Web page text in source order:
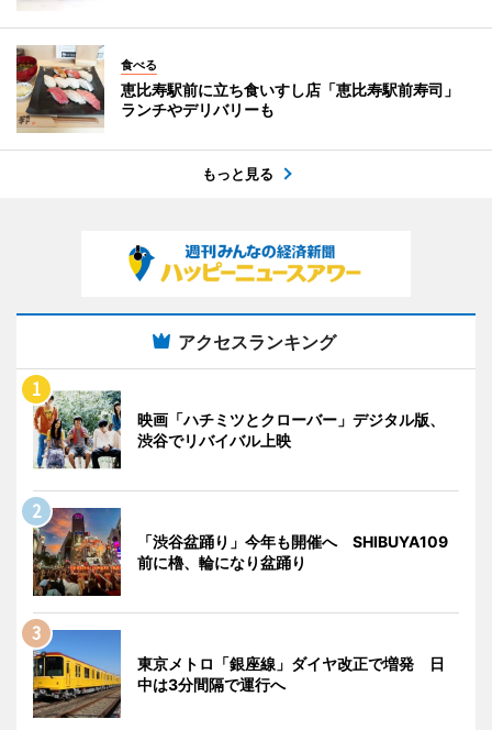
食べる
恵比寿駅前に立ち食いすし店「恵比寿駅前寿司」
ランチやデリバリーも
もっと見る
アクセスランキング
映画「ハチミツとクローバー」デジタル版、
渋谷でリバイバル上映
「渋谷盆踊り」今年も開催へ SHIBUYA109
前に櫓、輪になり盆踊り
東京メトロ「銀座線」ダイヤ改正で増発 日
中は3分間隔で運行へ